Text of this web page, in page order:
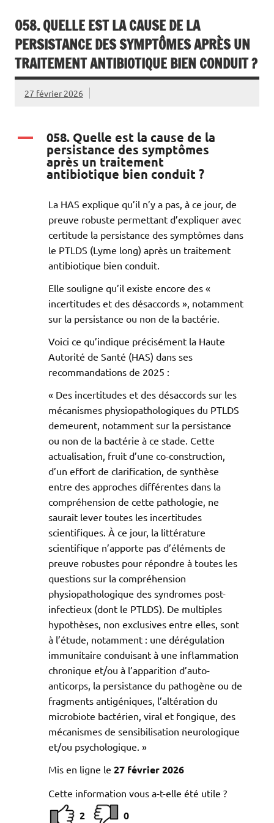
058. QUELLE EST LA CAUSE DE LA
PERSISTANCE DES SYMPTÔMES APRÈS UN
TRAITEMENT ANTIBIOTIQUE BIEN CONDUIT ?
27 février 2026
A 058. Quelle est la cause de la
persistance des symptômes
après un traitement
antibiotique bien conduit ?
La HAS explique qu’il n’y a pas, à ce jour, de
preuve robuste permettant d’expliquer avec
certitude la persistance des symptômes dans
le PTLDS (Lyme long) après un traitement
antibiotique bien conduit.
Elle souligne qu’il existe encore des «
incertitudes et des désaccords », notamment
sur la persistance ou non de la bactérie.
Voici ce qu’indique précisément la Haute
Autorité de Santé (HAS) dans ses
recommandations de 2025 :
« Des incertitudes et des désaccords sur les
mécanismes physiopathologiques du PTLDS
demeurent, notamment sur la persistance
ou non de la bactérie à ce stade. Cette
actualisation, fruit d’une co-construction,
d’un effort de clarification, de synthèse
entre des approches différentes dans la
compréhension de cette pathologie, ne
saurait lever toutes les incertitudes
scientifiques. À ce jour, la littérature
scientifique n’apporte pas d’éléments de
preuve robustes pour répondre à toutes les
questions sur la compréhension
physiopathologique des syndromes post-
infectieux (dont le PTLDS). De multiples
hypothèses, non exclusives entre elles, sont
à l’étude, notamment : une dérégulation
immunitaire conduisant à une inflammation
chronique et/ou à l’apparition d’auto-
anticorps, la persistance du pathogène ou de
fragments antigéniques, l’altération du
microbiote bactérien, viral et fongique, des
mécanismes de sensibilisation neurologique
et/ou psychologique. »
Mis en ligne le 27 février 2026
Cette information vous a-t-elle été utile ?
2 0